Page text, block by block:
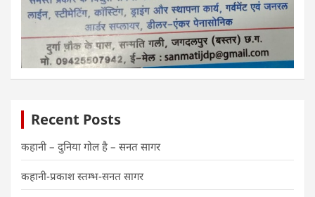
Recent Posts
कहानी – दुनिया गोल है – सनत सागर
कहानी-प्रकाश स्तम्भ-सनत सागर